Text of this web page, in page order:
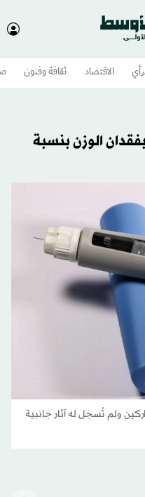
الاقتصاد ثقافة وفنون
الوزن بنسبة
ولم تُسجل له آثار جانبية